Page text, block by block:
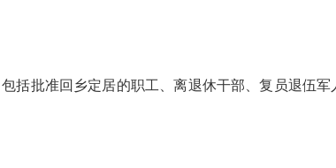
括批准回乡定居的职工、离退休干部、复员退伍